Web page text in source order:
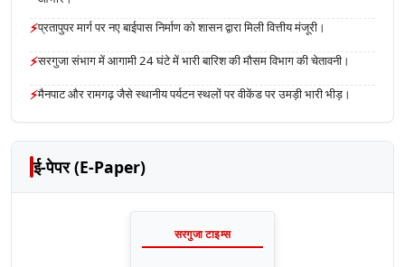
⚡प्रतापुपर मार्ग पर नए बाईपास निर्माण को शासन द्वारा मिली वित्तीय मंजूरी।
⚡सरगुजा संभाग में आगामी 24 घंटे में भारी बारिश की मौसम विभाग की चेतावनी।
⚡मैनपाट और रामगढ़ जैसे स्थानीय पर्यटन स्थलों पर वीकेंड पर उमड़ी भारी भीड़।
ई-पेपर (E-Paper)
सरगुजा टाइम्स